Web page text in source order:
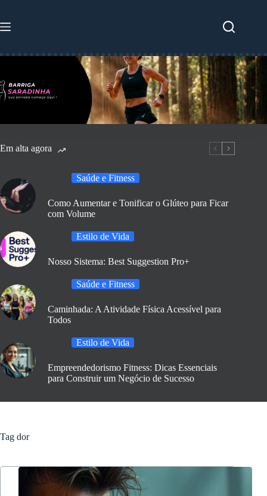
o
Em alta agora
Saúde e Fitness
Como Aumentar e Tonificar o Glúteo para Ficar
com Volume
Estilo de Vida
Nosso Sistema: Best Suggestion Pro+
Saúde e Fitness
Caminhada: A Atividade Física Acessível para
Todos
Estilo de Vida
Empreendedorismo Fitness: Dicas Essenciais
para Construir um Negócio de Sucesso
Tag dor